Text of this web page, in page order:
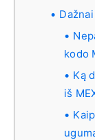
kodo
Ką
iš